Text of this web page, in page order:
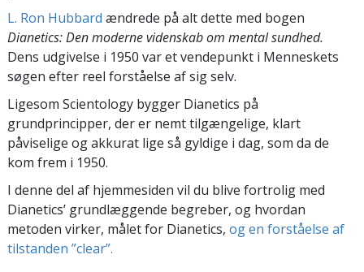
L. Ron Hubbard ændrede på alt dette med bogen
Dianetics: Den moderne videnskab om mental sundhed.
Dens udgivelse i 1950 var et vendepunkt i Menneskets
søgen efter reel forståelse af sig selv.
Ligesom Scientology bygger Dianetics på
grundprincipper, der er nemt tilgængelige, klart
påviselige og akkurat lige så gyldige i dag, som da de
kom frem i 1950.
I denne del af hjemmesiden vil du blive fortrolig med
Dianetics’ grundlæggende begreber, og hvordan
metoden virker, målet for Dianetics, og en forståelse af
tilstanden ”clear”.